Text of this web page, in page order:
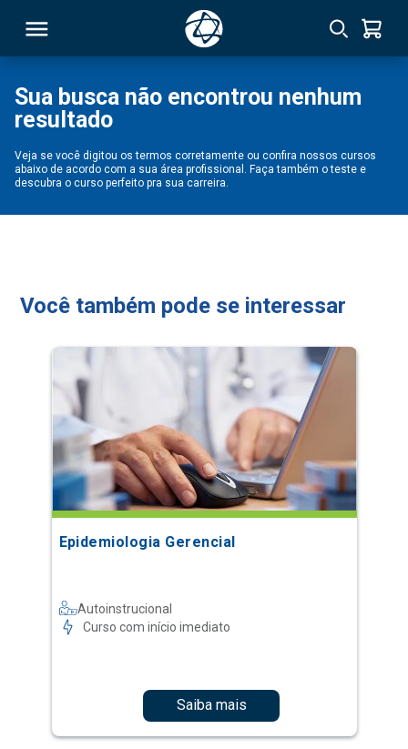
Sua busca não encontrou nenhum
resultado
Veja se você digitou os termos corretamente ou confira nossos cursos
abaixo de acordo com a sua área profissional. Faça também o teste e
descubra o curso perfeito pra sua carreira.
Você também pode se interessar
Epidemiologia Gerencial
Autoinstrucional
Curso com início imediato
Saiba mais